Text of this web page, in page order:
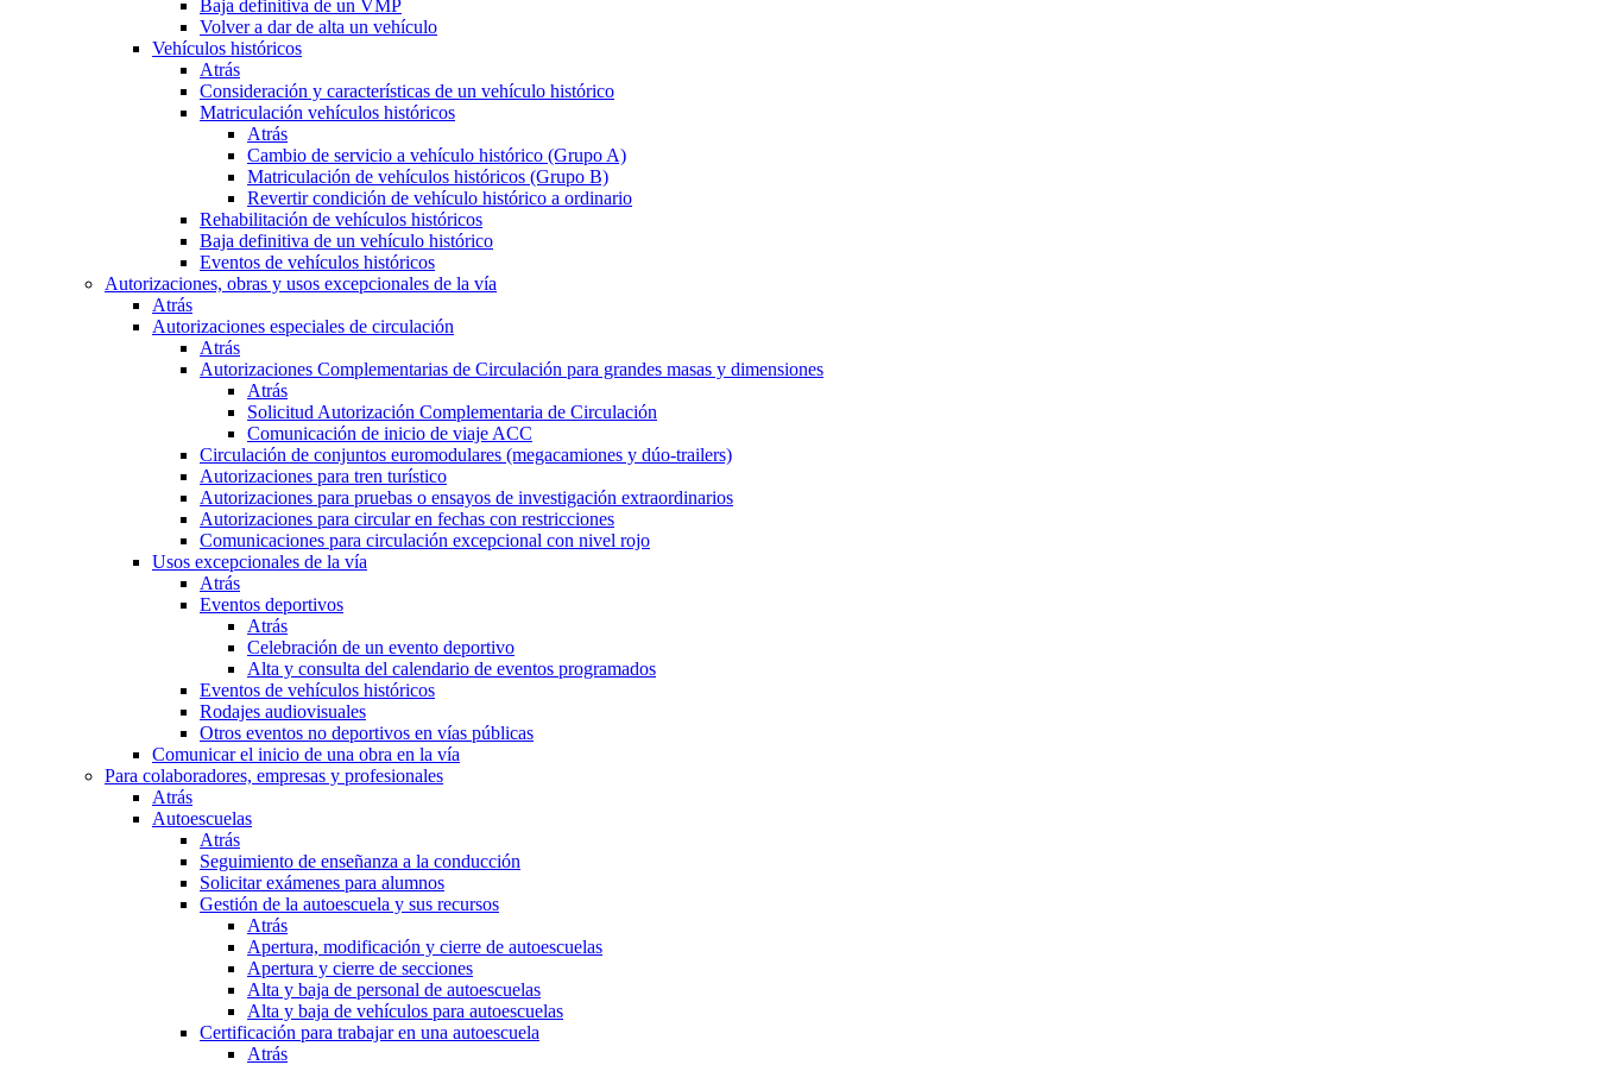
Baja definitiva de un VMP
Volver a dar de alta un vehículo
Vehículos históricos
Atrás
Consideración y características de un vehículo histórico
Matriculación vehículos históricos
Atrás
Cambio de servicio a vehículo histórico (Grupo A)
Matriculación de vehículos históricos (Grupo B)
Revertir condición de vehículo histórico a ordinario
Rehabilitación de vehículos históricos
Baja definitiva de un vehículo histórico
Eventos de vehículos históricos
Autorizaciones, obras y usos excepcionales de la vía
Atrás
Autorizaciones especiales de circulación
Atrás
Autorizaciones Complementarias de Circulación para grandes masas y dimensiones
Atrás
Solicitud Autorización Complementaria de Circulación
Comunicación de inicio de viaje ACC
Circulación de conjuntos euromodulares (megacamiones y dúo-trailers)
Autorizaciones para tren turístico
Autorizaciones para pruebas o ensayos de investigación extraordinarios
Autorizaciones para circular en fechas con restricciones
Comunicaciones para circulación excepcional con nivel rojo
Usos excepcionales de la vía
Atrás
Eventos deportivos
Atrás
Celebración de un evento deportivo
Alta y consulta del calendario de eventos programados
Eventos de vehículos históricos
Rodajes audiovisuales
Otros eventos no deportivos en vías públicas
Comunicar el inicio de una obra en la vía
Para colaboradores, empresas y profesionales
Atrás
Autoescuelas
Atrás
Seguimiento de enseñanza a la conducción
Solicitar exámenes para alumnos
Gestión de la autoescuela y sus recursos
Atrás
Apertura, modificación y cierre de autoescuelas
Apertura y cierre de secciones
Alta y baja de personal de autoescuelas
Alta y baja de vehículos para autoescuelas
Certificación para trabajar en una autoescuela
Atrás